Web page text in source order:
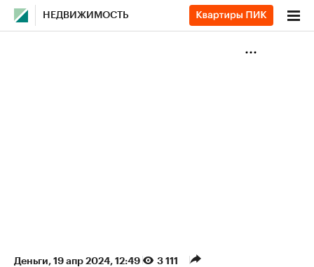
НЕДВИЖИМОСТЬ
Деньги⁠, 19 апр 2024, 12:49 3 111